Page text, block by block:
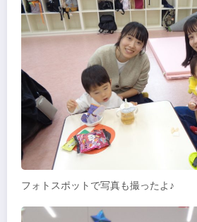
フォトスポットで写真も撮ったよ♪